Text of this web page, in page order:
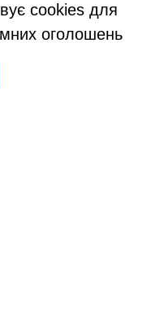
cookies для
оголошень